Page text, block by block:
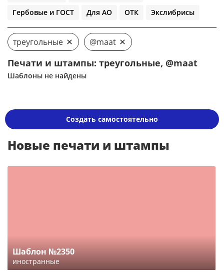
Гербовые и ГОСТ
Для АО ОТК Экслибрисы
треугольные @maat
Печати и штампы: треугольные, @maat
Шаблоны не найдены
Создать самостоятельно
Новые печати и штампы
Шаблон №2350
иностранные